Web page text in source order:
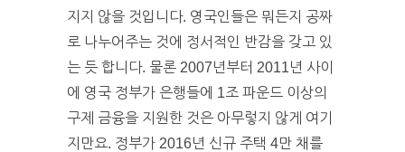
지지 않을 것입니다. 영국인들은 뭐든지 공짜
로 나누어주는 것에 정서적인 반감을 갖고 있
는 듯 합니다. 물론 2007년부터 2011년 사이
에 영국 정부가 은행들에 1조 파운드 이상의
구제 금융을 지원한 것은 아무렇지 않게 여기
지만요. 정부가 2016년 신규 주택 4만 채를